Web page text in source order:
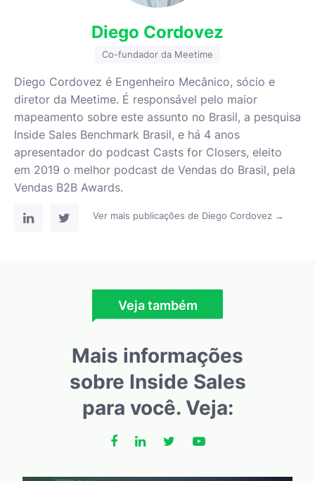
Diego Cordovez
Co-fundador da Meetime
Diego Cordovez é Engenheiro Mecânico, sócio e
diretor da Meetime. É responsável pelo maior
mapeamento sobre este assunto no Brasil, a pesquisa
Inside Sales Benchmark Brasil, e há 4 anos
apresentador do podcast Casts for Closers, eleito
em 2019 o melhor podcast de Vendas do Brasil, pela
Vendas B2B Awards.
Ver mais publicações de Diego Cordovez →
Veja também
Mais informações
sobre Inside Sales
para você. Veja: